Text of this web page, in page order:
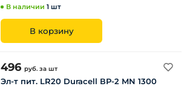
В наличии 1 шт
В корзину
496 руб. за шт
Эл-т пит. LR20 Duracell ВР-2 MN 1300